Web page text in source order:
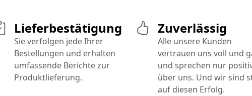
Lieferbestätigung
Sie verfolgen jede Ihrer
Bestellungen und erhalten
umfassende Berichte zur
Produktlieferung.
Zuverlässig
Alle unsere Kunden
vertrauen uns voll und
und sprechen nur
über uns. Und wir sind
auf diesen Erfolg.